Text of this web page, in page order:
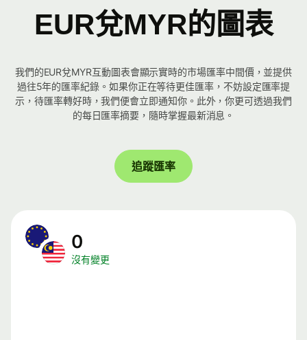
EUR兌MYR的圖表
我們的EUR兌MYR互動圖表會顯示實時的市場匯率中間價，並提供
過往5年的匯率紀錄。如果你正在等待更佳匯率，不妨設定匯率提
示，待匯率轉好時，我們便會立即通知你。此外，你更可透過我們
的每日匯率摘要，隨時掌握最新消息。
追蹤匯率
0
沒有變更